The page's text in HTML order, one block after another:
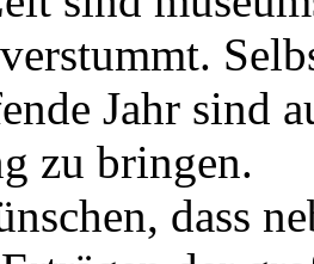
Jahr sind
zu bringen.
dass